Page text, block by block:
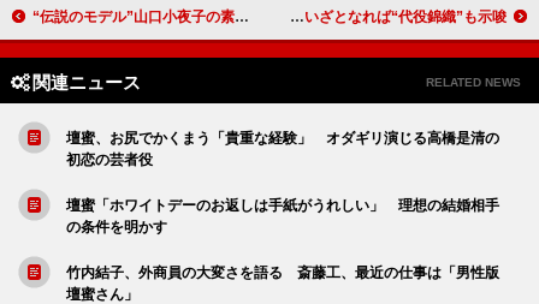
“伝説のモデル”山口小夜子の素顔とは？ ドキュメンタリー映画でその人生の謎に迫る 筧利夫、錦織一清とミュージカルで初タッグに「感無量」 いざとなれば“代役錦織”も示唆
関連ニュース RELATED NEWS
壇蜜、お尻でかくまう「貴重な経験」 オダギリ演じる高橋是清の
初恋の芸者役
壇蜜「ホワイトデーのお返しは手紙がうれしい」 理想の結婚相手
の条件を明かす
竹内結子、外商員の大変さを語る 斎藤工、最近の仕事は「男性版
壇蜜さん」